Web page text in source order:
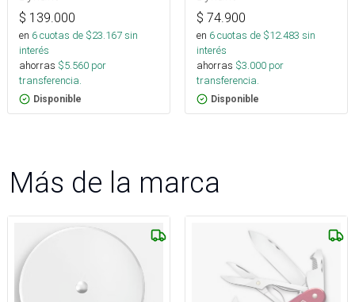
$ 139.000
en 6cuotas de $23.167sin
interés
ahorras $5.560 por
transferencia.
Disponible
$ 74.900
en 6cuotas de $12.483 sin
interés
ahorras $3.000 por
transferencia.
Disponible
Más de la marca